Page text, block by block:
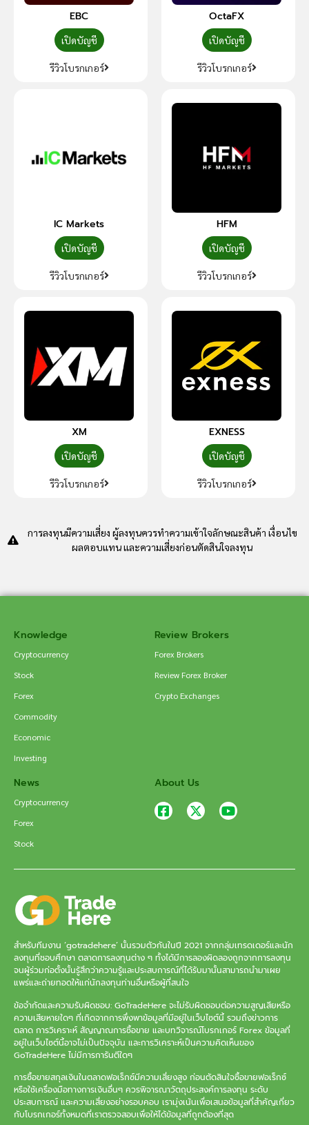
EBC
เปิดบัญชี
รีวิวโบรกเกอร์
OctaFX
เปิดบัญชี
รีวิวโบรกเกอร์
IC Markets
เปิดบัญชี
รีวิวโบรกเกอร์
HFM
เปิดบัญชี
รีวิวโบรกเกอร์
XM
เปิดบัญชี
รีวิวโบรกเกอร์
EXNESS
เปิดบัญชี
รีวิวโบรกเกอร์
การลงทุนมีความเสี่ยง ผู้ลงทุนควรทำความเข้าใจลักษณะสินค้า เงื่อนไข
ผลตอบแทน และความเสี่ยงก่อนตัดสินใจลงทุน
Knowledge
Cryptocurrency
Stock
Forex
Commodity
Economic
Investing
Review Brokers
Forex Brokers
Review Forex Broker
Crypto Exchanges
News
Cryptocurrency
Forex
Stock
About Us
สำหรับทีมงาน ‘gotradehere’ นั้นรวมตัวกันในปี 2021 จากกลุ่มเทรดเดอร์และนัก
ลงทุนที่ชอบศึกษา ตลาดการลงทุนต่าง ๆ ทั้งได้มีการลองผิดลองถูกจากการลงทุน
จนผู้ร่วมก่อตั้งนั้นรู้สึกว่าความรู้และประสบการณ์ที่ได้รับมานั้นสามารถนำมาเผย
แพร่และถ่ายทอดให้แก่นักลงทุนท่านอื่นหรือผู้ที่สนใจ
ข้อจำกัดและความรับผิดชอบ: GoTradeHere จะไม่รับผิดชอบต่อความสูญเสียหรือ
ความเสียหายใดๆ ที่เกิดจากการพึ่งพาข้อมูลที่มีอยู่ในเว็บไซต์นี้ รวมถึงข่าวการ
ตลาด การวิเคราะห์ สัญญาณการซื้อขาย และบทวิจารณ์โบรกเกอร์ Forex ข้อมูลที่
อยู่ในเว็บไซต์นี้อาจไม่เป็นปัจจุบัน และการวิเคราะห์เป็นความคิดเห็นของ
GoTradeHere ไม่มีการการันตีใดๆ
การซื้อขายสกุลเงินในตลาดฟอเร็กซ์มีความเสี่ยงสูง ก่อนตัดสินใจซื้อขายฟอเร็กซ์
หรือใช้เครื่องมือทางการเงินอื่นๆ ควรพิจารณาวัตถุประสงค์การลงทุน ระดับ
ประสบการณ์ และความเสี่ยงอย่างรอบคอบ เรามุ่งเน้นเพื่อเสนอข้อมูลที่สำคัญเกี่ยว
กับโบรกเกอร์ทั้งหมดที่เราตรวจสอบเพื่อให้ได้ข้อมูลที่ถูกต้องที่สุด